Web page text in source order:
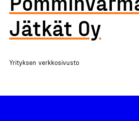
Jätkät Oy
Yrityksen verkkosivusto